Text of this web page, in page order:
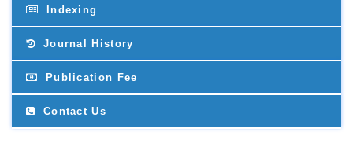
Indexing
Journal History
Publication Fee
Contact Us